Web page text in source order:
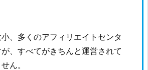
、多くのアフィリエイトセンタ
、すべてがきちんと運営されて
ん。